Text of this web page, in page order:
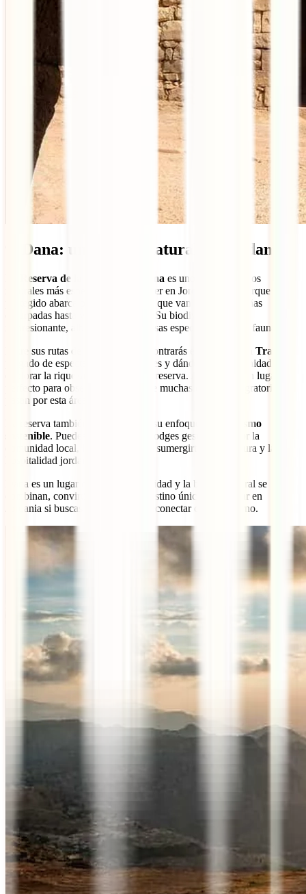
9. Dana: un paraíso natural en Jordania
Reserva de la Biosfera de Dana es uno de los destinos
naturales más espectaculares que ver en Jordania. Este parque
protegido abarca paisajes diversos, que van desde montañas
escarpadas hasta valles y cañones. Su biodiversidad es
impresionante, albergando numerosas especies de flora y fauna.
Entre sus rutas de senderismo, encontrarás el
Wadi Dana Trail
plagado de espectaculares miradores y dándote la oportunidad de
explorar la riqueza ecológica de la reserva. Además, es un lugar
perfecto para observar aves, ya que muchas especies migratorias
pasan por esta área.
La reserva también se destaca por su enfoque en el
turismo
sostenible. Puedes alojarte en ecolodges gestionados por la
comunidad local, lo que te permite sumergirte en la cultura y la
hospitalidad jordanas.
Dana es un lugar donde la tranquilidad y la belleza natural se
combinan, convirtiéndolo en un destino único que visitar en
Jordania si buscas desconectar y reconectar con el entorno.